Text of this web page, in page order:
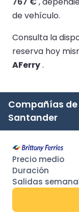
de vehículo.
Consulta la
reserva hoy
AFerry.
Compañías
Santander